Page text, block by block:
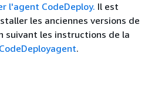
l'agent CodeDeploy. Il est
les anciennes versions de
suivant les instructions de la
.